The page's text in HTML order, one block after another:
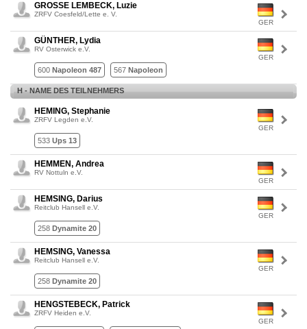
GER
GROSSE LEMBECK, Luzie
ZRFV Coesfeld/Lette e. V.
GER
GÜNTHER, Lydia
RV Osterwick e.V.
600 Napoleon 487 567 Napoleon
H - NAME DES TEILNEHMERS
GER
HEMING, Stephanie
ZRFV Legden e.V.
533 Ups 13
GER
HEMMEN, Andrea
RV Nottuln e.V.
GER
HEMSING, Darius
Reitclub Hansell e.V.
258 Dynamite 20
GER
HEMSING, Vanessa
Reitclub Hansell e.V.
258 Dynamite 20
GER
HENGSTEBECK, Patrick
ZRFV Heiden e.V.